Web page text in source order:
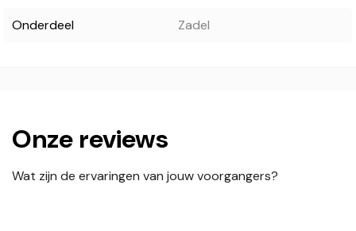
Onderdeel Zadel
Onze reviews
Wat zijn de ervaringen van jouw voorgangers?